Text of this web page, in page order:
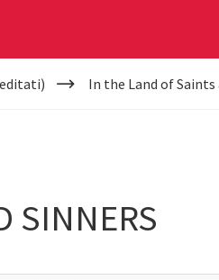
In the Land of Saints
SINNERS